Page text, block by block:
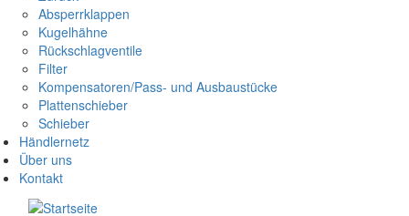
Absperrklappen
Kugelhähne
Rückschlagventile
Filter
Kompensatoren/Pass- und Ausbaustücke
Plattenschieber
Schieber
Händlernetz
Über uns
Kontakt